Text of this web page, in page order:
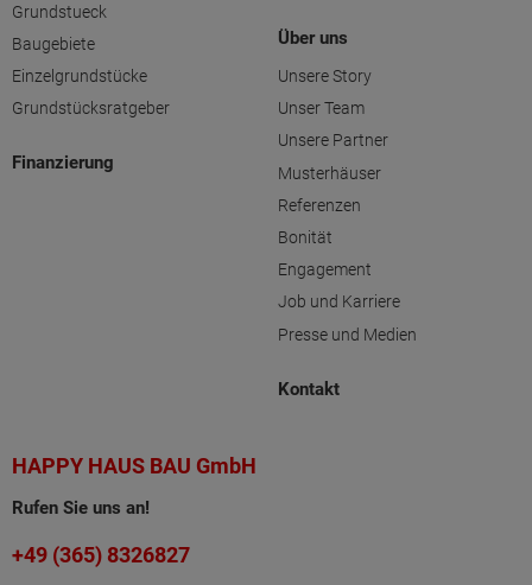
Grundstueck
Baugebiete
Einzelgrundstücke
Grundstücksratgeber
Finanzierung
Über uns
Unsere Story
Unser Team
Unsere Partner
Musterhäuser
Referenzen
Bonität
Engagement
Job und Karriere
Presse und Medien
Kontakt
HAPPY HAUS BAU GmbH
Rufen Sie uns an!
+49 (365) 8326827